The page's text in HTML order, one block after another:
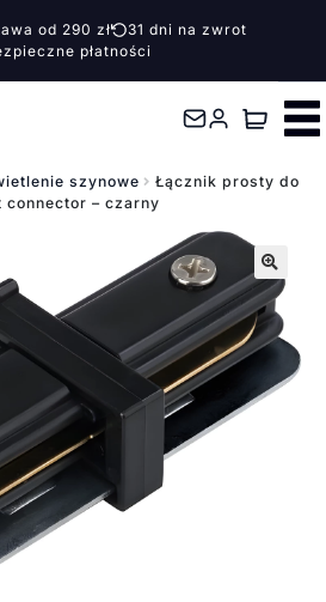
od 290 zł
31 dni na zwrot
płatności
szynowe
Łącznik prosty do
– czarny
🔍